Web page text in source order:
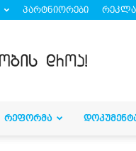
პარტნიორები
ᲠᲔᲤᲝᲠᲛᲐ